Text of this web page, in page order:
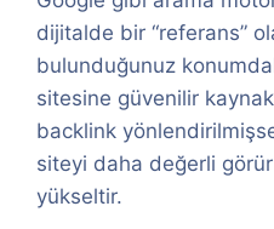
dijitalde bir “referans”
bulunduğunuz
sitesine güvenilir
backlink
siteyi daha değerli
yükseltir.